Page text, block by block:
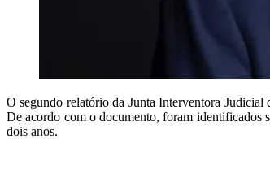
O segundo relatório da Junta Interventora
De acordo com o documento, foram identificados
dois anos.